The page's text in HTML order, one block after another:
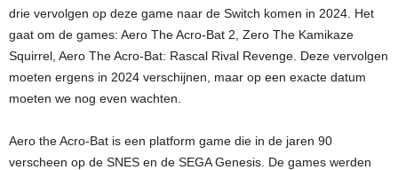
drie vervolgen op deze game naar de Switch komen in 2024. Het
gaat om de games: Aero The Acro-Bat 2, Zero The Kamikaze
Squirrel, Aero The Acro-Bat: Rascal Rival Revenge. Deze vervolgen
moeten ergens in 2024 verschijnen, maar op een exacte datum
moeten we nog even wachten.
Aero the Acro-Bat is een platform game die in de jaren 90
verscheen op de SNES en de SEGA Genesis. De games werden